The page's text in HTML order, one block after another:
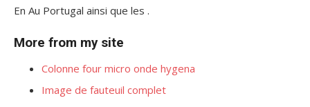
En Au Portugal ainsi que les .
More from my site
Colonne four micro onde hygena
Image de fauteuil complet